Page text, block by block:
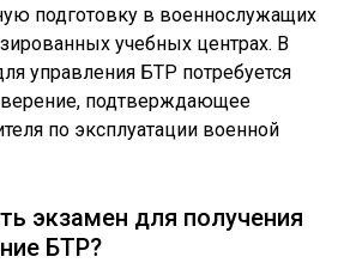
подготовку в военнослужащих
учебных центрах. В
управления БТР потребуется
подтверждающее
по эксплуатации военной
экзамен для получения
БТР?